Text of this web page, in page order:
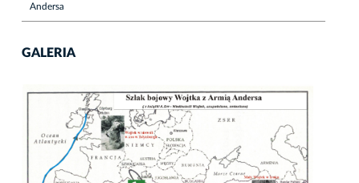
Andersa
GALERIA